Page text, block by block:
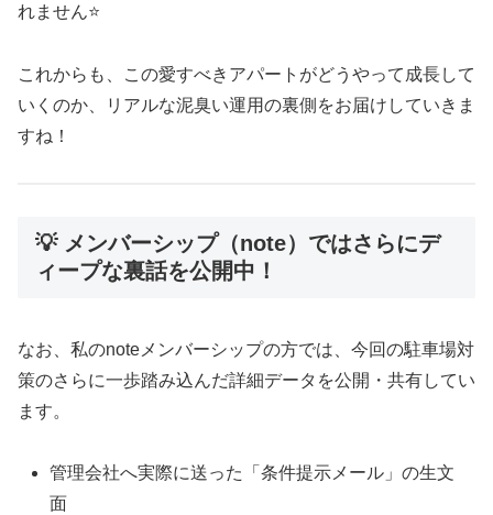
れません⭐
これからも、この愛すべきアパートがどうやって成長して
いくのか、リアルな泥臭い運用の裏側をお届けしていきま
すね！
💡 メンバーシップ（note）ではさらにデ
ィープな裏話を公開中！
なお、私のnoteメンバーシップの方では、今回の駐車場対
策のさらに一歩踏み込んだ詳細データを公開・共有してい
ます。
管理会社へ実際に送った「条件提示メール」の生文
面